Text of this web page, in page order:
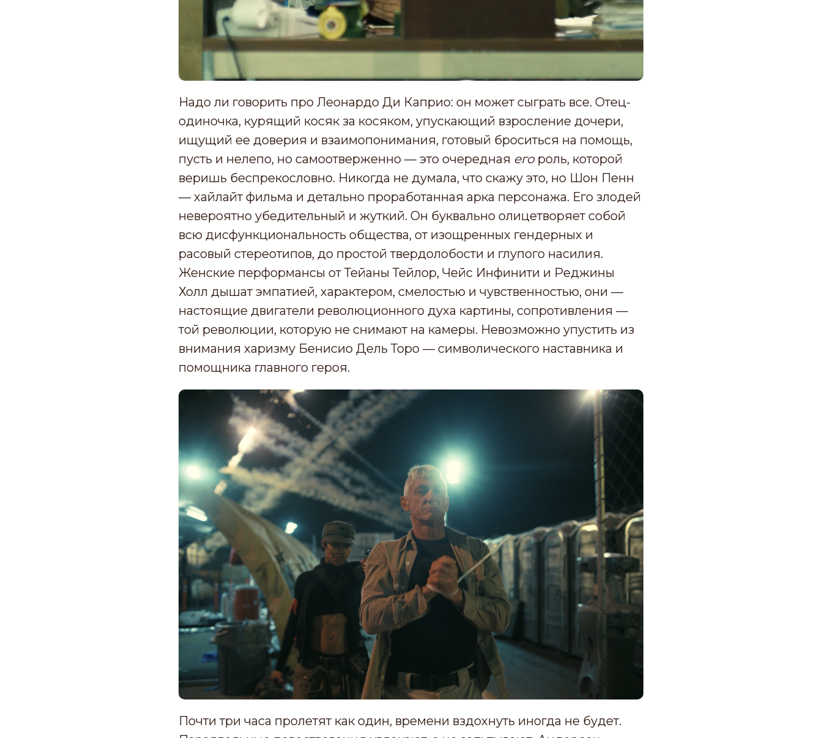
Надо ли говорить про Леонардо Ди Каприо: он может сыграть все. Отец-
одиночка, курящий косяк за косяком, упускающий взросление дочери,
ищущий ее доверия и взаимопонимания, готовый броситься на помощь,
пусть и нелепо, но самоотверженно — это очередная егороль, которой
веришь беспрекословно. Никогда не думала, что скажу это, но Шон Пенн
— хайлайт фильма и детально проработанная арка персонажа. Его злодей
невероятно убедительный и жуткий. Он буквально олицетворяет собой
всю дисфункциональность общества, от изощренных гендерных и
расовый стереотипов, до простой твердолобости и глупого насилия.
Женские перформансы от Тейаны Тейлор, Чейс Инфинити и Реджины
Холл дышат эмпатией, характером, смелостью и чувственностью, они —
настоящие двигатели революционного духа картины, сопротивления —
той революции, которую не снимают на камеры. Невозможно упустить из
внимания харизму Бенисио Дель Торо — символического наставника и
помощника главного героя.
Почти три часа пролетят как один, времени вздохнуть иногда не будет.